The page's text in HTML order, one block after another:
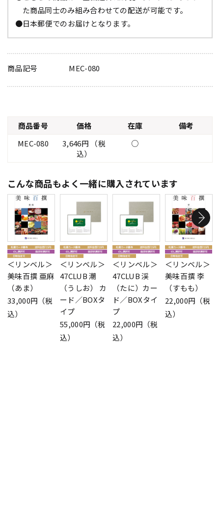
た商品同士のみ組み合わせての配送が可能です。
●日本郵便でのお届けとなります。
商品記号 MEC-080
商品番号 価格 在庫
備考
MEC-080
3,646円 （税
込）
○
こんな商品もよく一緒に購入されています
＜リンベル＞
美味百撰 亜麻
（あま）
33,000円（税
込）
＜リンベル＞
47CLUB 潮
（うしお） カ
ード／BOXタ
イプ
55,000円（税
込）
＜リンベル＞
47CLUB 渓
（たに）カー
ド／BOXタイ
プ
22,000円（税
込）
＜リンベル＞
美味百撰 李
（すもも）
22,000円（税
込）